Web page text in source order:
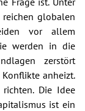
globalen
vor allem
werden in die
zerstört
anheizt.
Die Idee
ist ein